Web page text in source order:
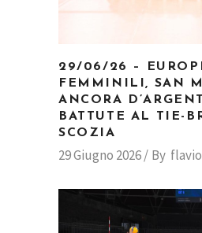
29/06/26 –
FEMMINILI, SAN
ANCORA
BATTUTE AL TIE-
SCOZIA
29 Giugno 2026 By